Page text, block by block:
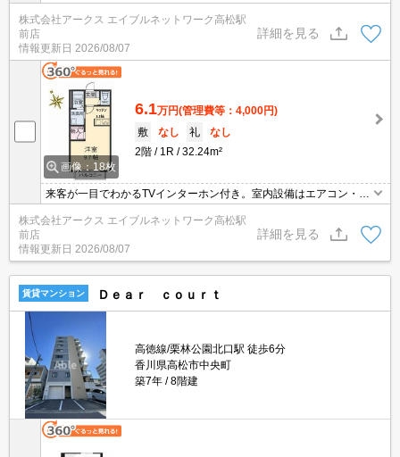
ット使用料不要・システムキッチンなど充実した設備を備え付けて
います。駅まで徒歩2分の位置に立地する、アクセス良好な物件で
す。敷地内に居住者用の駐輪場がある物件です。バルコニー付きの
物件です。
株式会社アークス エイブルネットワーク高松駅
前店
情報更新日 2026/08/07
詳細を見る
画像：18枚
6.1万円(管理費等：4,000円)
敷
なし 礼
なし
2階
1R 32.24m²
来客が一目でわかるTVインターホン付き。室内設備はエアコン・ネ
ット使用料不要・システムキッチンなど充実した設備を備え付けて
います。駅まで徒歩2分の位置に立地する、アクセス良好な物件で
す。敷地内に居住者用の駐輪場がある物件です。バルコニー付きの
物件です。
株式会社アークス エイブルネットワーク高松駅
前店
情報更新日 2026/08/07
詳細を見る
賃貸マンション Ｄｅａｒ ｃｏｕｒｔ
高徳線/栗林公園北口駅 徒歩6分
香川県高松市中央町
築7年
8階建